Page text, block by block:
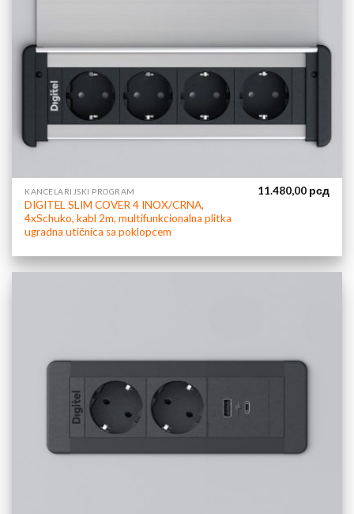
KANCELARIJSKI PROGRAM
DIGITEL SLIM COVER 4 INOX/CRNA,
4xSchuko, kabl 2m, multifunkcionalna plitka
ugradna utičnica sa poklopcem
11.480,00 рсд